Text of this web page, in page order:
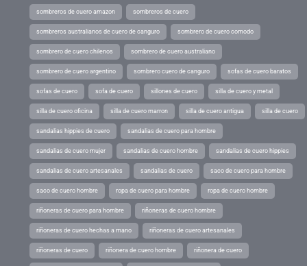
sombreros de cuero amazon sombreros de cuero
sombreros australianos de cuero de canguro sombrero de cuero comodo
sombrero de cuero chilenos sombrero de cuero australiano
sombrero de cuero argentino sombrero cuero de canguro sofas de cuero baratos
sofas de cuero sofa de cuero sillones de cuero silla de cuero y metal
silla de cuero oficina silla de cuero marron silla de cuero antigua silla de cuero
sandalias hippies de cuero sandalias de cuero para hombre
sandalias de cuero mujer sandalias de cuero hombre sandalias de cuero hippies
sandalias de cuero artesanales sandalias de cuero saco de cuero para hombre
saco de cuero hombre ropa de cuero para hombre ropa de cuero hombre
riñoneras de cuero para hombre riñoneras de cuero hombre
riñoneras de cuero hechas a mano riñoneras de cuero artesanales
riñoneras de cuero riñonera de cuero hombre riñonera de cuero